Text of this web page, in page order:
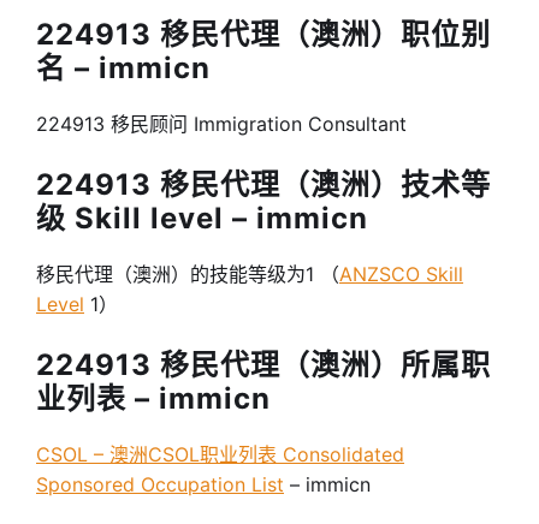
224913 移民代理（澳洲）职位别
名 – immicn
224913 移民顾问 Immigration Consultant
224913 移民代理（澳洲）技术等
级 Skill level – immicn
移民代理（澳洲）的技能等级为1 （ANZSCO Skill
Level 1）
224913 移民代理（澳洲）所属职
业列表 – immicn
CSOL – 澳洲CSOL职业列表 Consolidated
Sponsored Occupation List – immicn